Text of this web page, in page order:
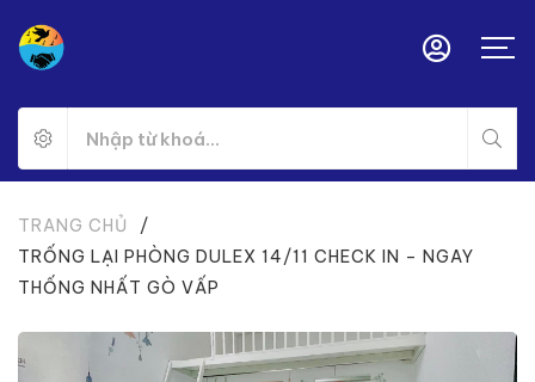
TRANG CHỦ
/
TRỐNG LẠI PHÒNG DULEX 14/11 CHECK IN – NGAY
THỐNG NHẤT GÒ VẤP